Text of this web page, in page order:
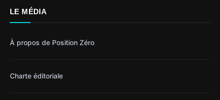
LE MÉDIA
À propos de Position Zéro
Charte éditoriale